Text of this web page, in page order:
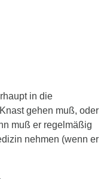
in die
gehen muß, oder
muß er regelmäßig
nehmen (wenn er